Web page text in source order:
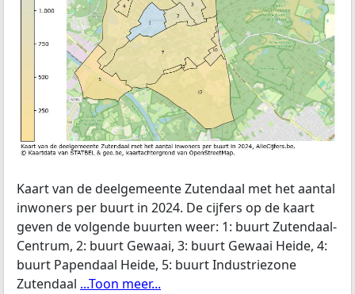
Kaart van de deelgemeente Zutendaal met het aantal
inwoners per buurt in 2024. De cijfers op de kaart
geven de volgende buurten weer: 1: buurt Zutendaal-
Centrum, 2: buurt Gewaai, 3: buurt Gewaai Heide, 4:
buurt Papendaal Heide, 5: buurt Industriezone
Zutendaal ...Toon meer...